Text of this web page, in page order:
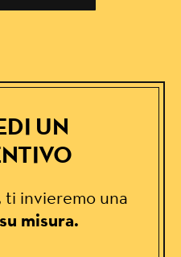
UN
ti invieremo una
misura.